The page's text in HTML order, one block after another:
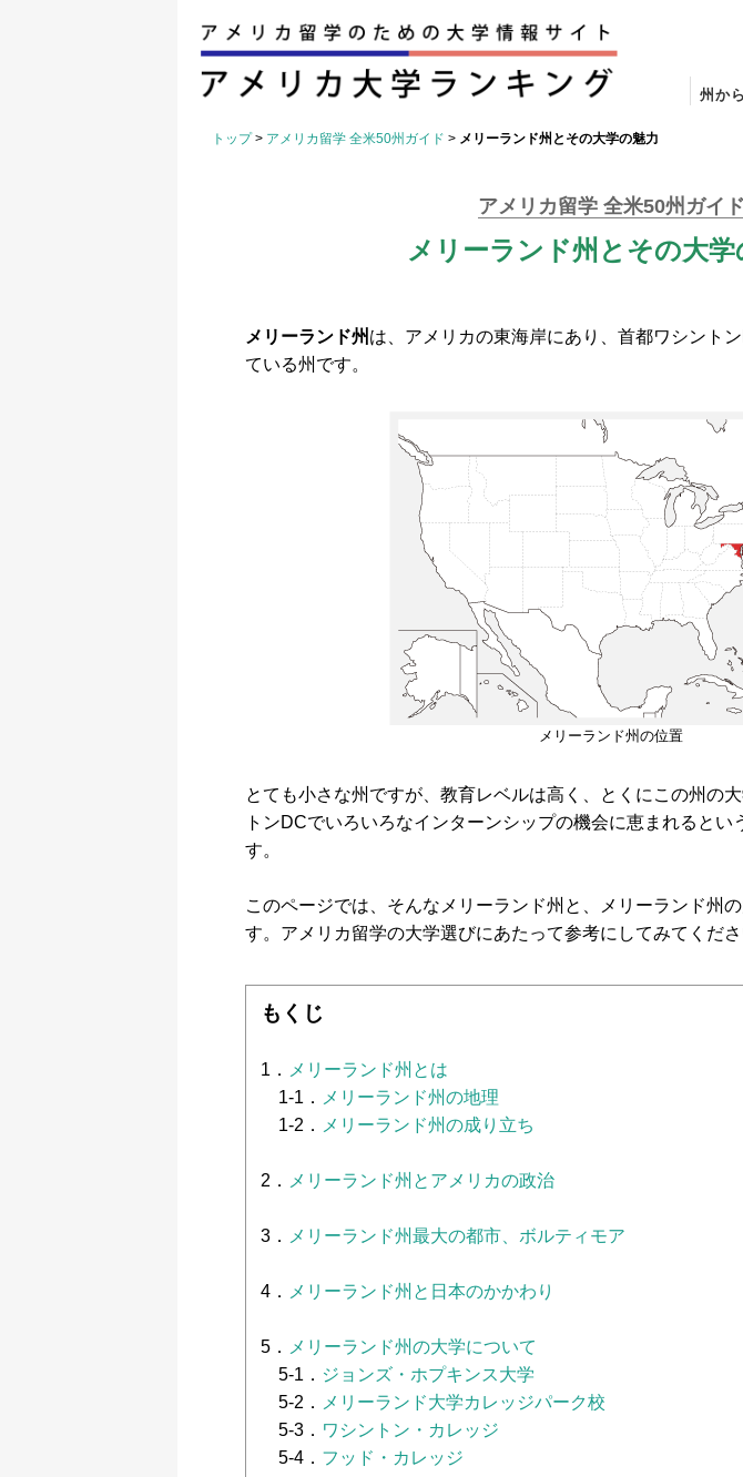
州か
トップ > アメリカ留学 全米50州ガイド > メリーランド州とその大学の魅力
アメリカ留学 全米50州ガイド
メリーランド州とその大学
メリーランド州 は、アメリカの東海岸にあり、首都ワシント
ている州です。
メリーランド州の位置
とても小さな州ですが、教育レベルは高く、とくにこの州の
トンDCでいろいろなインターンシップの機会に恵まれるとい
す。
このページでは、そんなメリーランド州と、メリーランド州
す。アメリカ留学の大学選びにあたって参考にしてみてくださ
もくじ
1． メリーランド州とは
1-1． メリーランド州の地理
1-2． メリーランド州の成り立ち
2． メリーランド州とアメリカの政治
3． メリーランド州最大の都市、ボルティモア
4． メリーランド州と日本のかかわり
5． メリーランド州の大学について
5-1． ジョンズ・ホプキンス大学
5-2． メリーランド大学カレッジパーク校
5-3． ワシントン・カレッジ
5-4． フッド・カレッジ